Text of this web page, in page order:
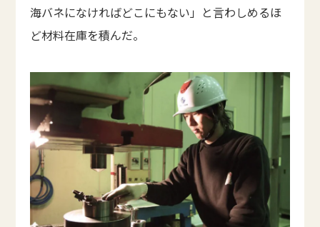
海バネになければどこにもない」と言わしめるほ
ど材料在庫を積んだ。